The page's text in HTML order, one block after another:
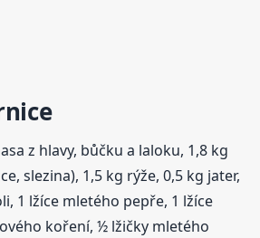
z hlavy, bůčku a laloku, 1,8 kg
slezina), 1,5 kg rýže, 0,5 kg jater,
1 lžíce mletého pepře, 1 lžíce
koření, ½ lžičky mletého